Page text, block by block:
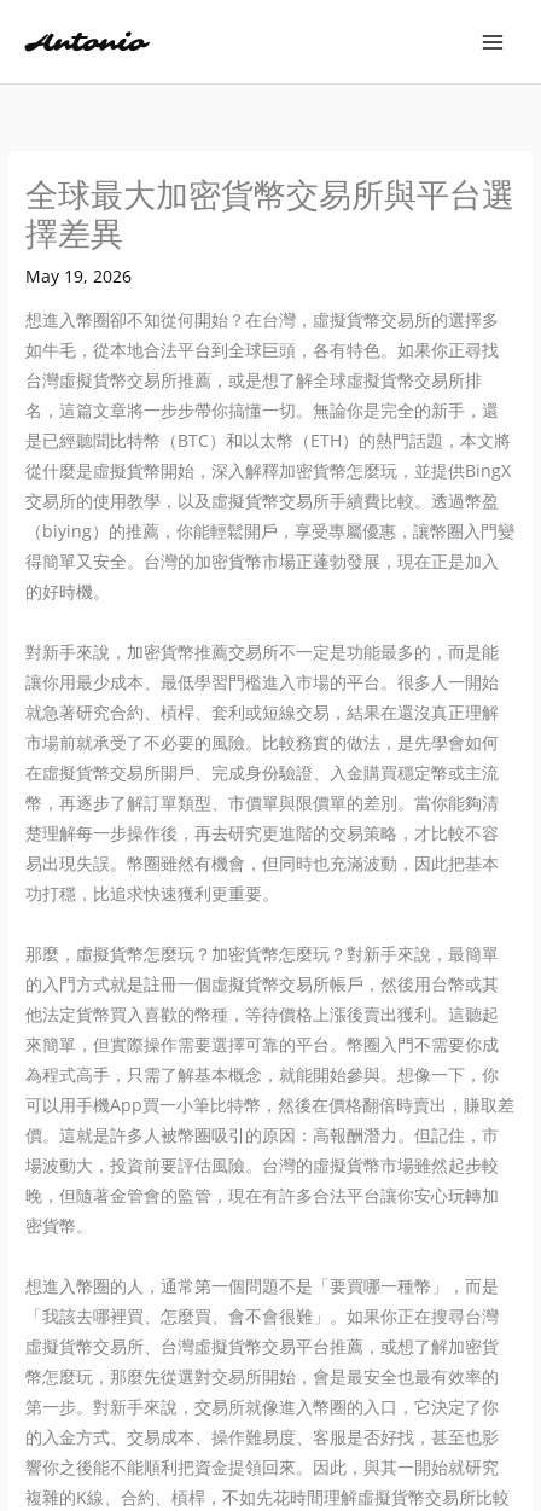
全球最大加密貨幣交易所與平台選
擇差異
May 19, 2026
想進入幣圈卻不知從何開始？在台灣，虛擬貨幣交易所的選擇多
如牛毛，從本地合法平台到全球巨頭，各有特色。如果你正尋找
台灣虛擬貨幣交易所推薦，或是想了解全球虛擬貨幣交易所排
名，這篇文章將一步步帶你搞懂一切。無論你是完全的新手，還
是已經聽聞比特幣（BTC）和以太幣（ETH）的熱門話題，本文將
從什麼是虛擬貨幣開始，深入解釋加密貨幣怎麼玩，並提供BingX
交易所的使用教學，以及虛擬貨幣交易所手續費比較。透過幣盈
（biying）的推薦，你能輕鬆開戶，享受專屬優惠，讓幣圈入門變
得簡單又安全。台灣的加密貨幣市場正蓬勃發展，現在正是加入
的好時機。
對新手來說，加密貨幣推薦交易所不一定是功能最多的，而是能
讓你用最少成本、最低學習門檻進入市場的平台。很多人一開始
就急著研究合約、槓桿、套利或短線交易，結果在還沒真正理解
市場前就承受了不必要的風險。比較務實的做法，是先學會如何
在虛擬貨幣交易所開戶、完成身份驗證、入金購買穩定幣或主流
幣，再逐步了解訂單類型、市價單與限價單的差別。當你能夠清
楚理解每一步操作後，再去研究更進階的交易策略，才比較不容
易出現失誤。幣圈雖然有機會，但同時也充滿波動，因此把基本
功打穩，比追求快速獲利更重要。
那麼，虛擬貨幣怎麼玩？加密貨幣怎麼玩？對新手來說，最簡單
的入門方式就是註冊一個虛擬貨幣交易所帳戶，然後用台幣或其
他法定貨幣買入喜歡的幣種，等待價格上漲後賣出獲利。這聽起
來簡單，但實際操作需要選擇可靠的平台。幣圈入門不需要你成
為程式高手，只需了解基本概念，就能開始參與。想像一下，你
可以用手機App買一小筆比特幣，然後在價格翻倍時賣出，賺取差
價。這就是許多人被幣圈吸引的原因：高報酬潛力。但記住，市
場波動大，投資前要評估風險。台灣的虛擬貨幣市場雖然起步較
晚，但隨著金管會的監管，現在有許多合法平台讓你安心玩轉加
密貨幣。
想進入幣圈的人，通常第一個問題不是「要買哪一種幣」，而是
「我該去哪裡買、怎麼買、會不會很難」。如果你正在搜尋台灣
虛擬貨幣交易所、台灣虛擬貨幣交易平台推薦，或想了解加密貨
幣怎麼玩，那麼先從選對交易所開始，會是最安全也最有效率的
第一步。對新手來說，交易所就像進入幣圈的入口，它決定了你
的入金方式、交易成本、操作難易度、客服是否好找，甚至也影
響你之後能不能順利把資金提領回來。因此，與其一開始就研究
複雜的K線、合約、槓桿，不如先花時間理解虛擬貨幣交易所比較